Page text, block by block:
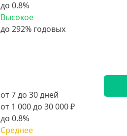
до 0.8%
Высокое
от 7 до 30 дней
от 1 000 до 30 000 ₽
до 0.8%
Среднее